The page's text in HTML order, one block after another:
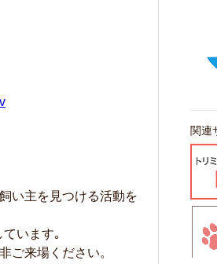
い主を見つける活動を
います｡
ご来場ください。
関連